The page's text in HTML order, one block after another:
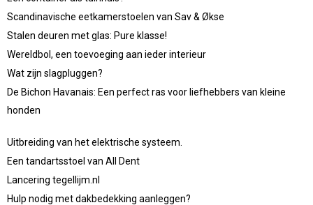
Scandinavische eetkamerstoelen van Sav & Økse
Stalen deuren met glas: Pure klasse!
Wereldbol, een toevoeging aan ieder interieur
Wat zijn slagpluggen?
De Bichon Havanais: Een perfect ras voor liefhebbers van kleine
honden
Uitbreiding van het elektrische systeem.
Een tandartsstoel van All Dent
Lancering tegellijm.nl
Hulp nodig met dakbedekking aanleggen?